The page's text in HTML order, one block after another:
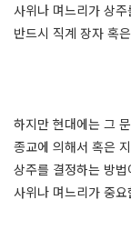
사위나 며느리가 상
반드시 직계 장자 혹
하지만 현대에는 그
종교에 의해서 혹은
상주를 결정하는 방
사위나 며느리가 중